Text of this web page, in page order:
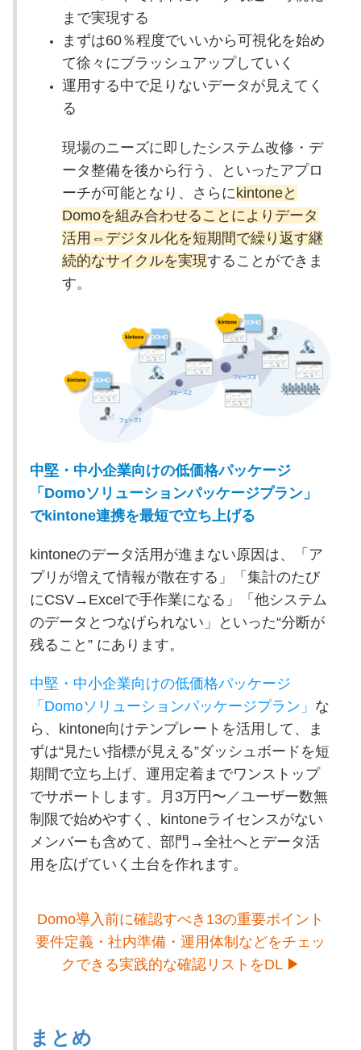
まで実現する
まずは60％程度でいいから可視化を始め
て徐々にブラッシュアップしていく
運用する中で足りないデータが見えてく
る
現場のニーズに即したシステム改修・デ
ータ整備を後から行う、
といったアプロ
ーチが可能となり、さらにkintoneと
Domoを組み合わせることによりデータ
活用⇔デジタル化を短期間で繰り返す継
続的なサイクルを実現することができま
す。
中堅・中小企業向けの低価格パッケージ
「Domoソリューションパッケージプラン」
でkintone連携を最短で立ち上げる
kintoneのデータ活用が進まない原因は、「ア
プリが増えて情報が散在する」「集計のたび
にCSV→Excelで手作業になる」「他システム
のデータとつなげられない」といった“分断が
残ること ”にあります。
中堅・中小企業向けの低価格パッケージ
「Domoソリューションパッケージプラン」 な
ら、kintone向けテンプレートを活用して、ま
ずは“見たい指標が見える”ダッシュボードを短
期間で立ち上げ、運用定着までワンストップ
でサポートします。
月3万円〜／ユーザー数無
制限で始めやすく、kintoneライセンスがない
メンバーも含めて、部門→全社へとデータ活
用を広げていく土台を作れます。
Domo導入前に確認すべき13の重要ポイント
要件定義・社内準備・運用体制などをチェッ
クできる実践的な確認リストをDL ▶
まとめ